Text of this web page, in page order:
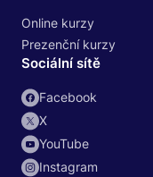
Online kurzy
Prezenční kurzy
Sociální sítě
Facebook
X
YouTube
Instagram